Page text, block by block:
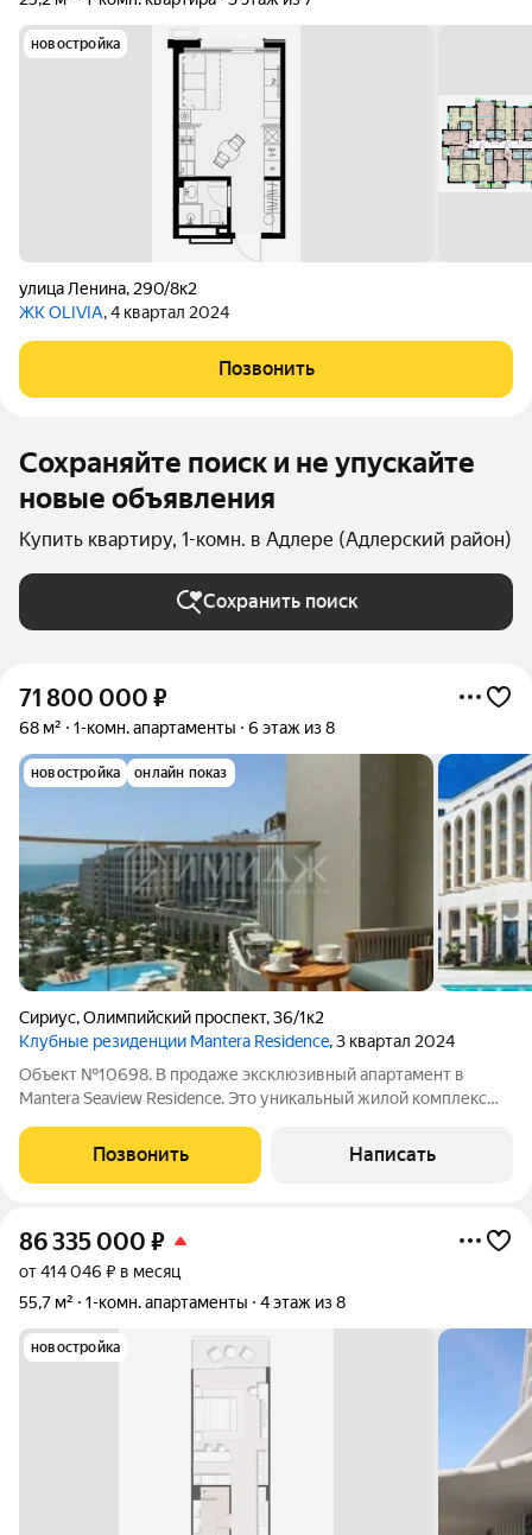
новостройка
улица Ленина, 290/8к2
ЖК OLIVIA, 4 квартал 2024
Позвонить
Сохраняйте поиск и не упускайте
новые объявления
Купить квартиру, 1-комн. в Адлере (Адлерский район)
Сохранить поиск
71 800 000 ₽
68 м² 1-комн. апартаменты 6 этаж из 8
новостройка онлайн показ
Сириус,Олимпийский проспект,36/1к2
Клубные резиденции Mantera Residence, 3 квартал 2024
Объект №10698. В продаже эксклюзивный апартамент в
Mantera Seaview Residence. Это уникальный жилой комплекс
Сочи. Проект сочетает природную гармонию, высокий
уровень сервиса и эксклюзивную
Позвонить Написать
86 335 000 ₽
от 414 046 ₽ в месяц
55,7 м²
1-комн. апартаменты 4 этаж из 8
новостройка